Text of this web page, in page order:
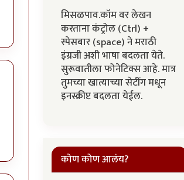
मिसळपाव.कॉम वर लेखन
करताना कंट्रोल (Ctrl) +
स्पेसबार (space) ने मराठी
इंग्रजी अशी भाषा बदलता येते.
सुरूवातीला फोनेटिक्स आहे. मात्र
तुमच्या खात्याच्या सेटींग मधून
इनस्क्रीप्ट बदलता येईल.
कोण कोण आलंय?